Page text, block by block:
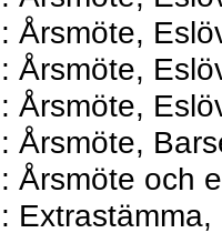
Årsmöte,
Årsmöte,
Årsmöte,
Årsmöte,
Årsmöte och
Extrastämma,